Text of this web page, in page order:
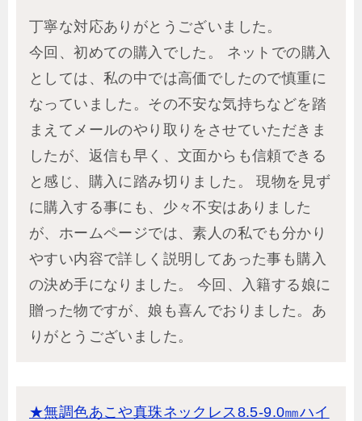
丁寧な対応ありがとうございました。
今回、初めての購入でした。 ネットでの購入
としては、私の中では高価でしたので慎重に
なっていました。その不安な気持ちなどを踏
まえてメールのやり取りをさせていただきま
したが、返信も早く、文面からも信頼できる
と感じ、購入に踏み切りました。 現物を見ず
に購入する事にも、少々不安はありました
が、ホームページでは、素人の私でも分かり
やすい内容で詳しく説明してあった事も購入
の決め手になりました。 今回、入籍する娘に
贈った物ですが、娘も喜んでおりました。あ
りがとうございました。
★無調色あこや真珠ネックレス8.5-9.0㎜ハイ